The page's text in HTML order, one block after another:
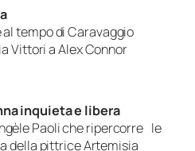
tempo di Caravaggio
Vittori a Alex Connor
inquieta e libera
Paoli che ripercorre le
della pittrice Artemisia